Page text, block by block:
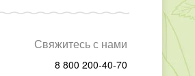
Свяжитесь с нами
8 800 200-40-70